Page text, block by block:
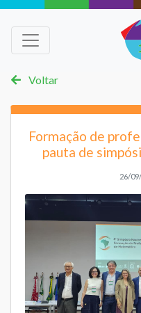
Voltar
Formação de
pauta de
26/